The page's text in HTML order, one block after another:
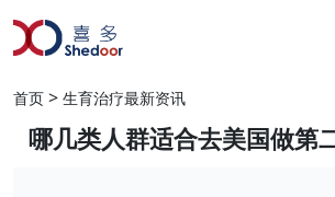
首页 > 生育治疗最新资讯
哪几类人群适合去美国做第